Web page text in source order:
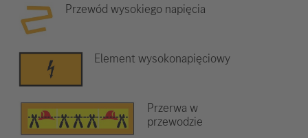
Przewód wysokiego napięcia
Element wysokonapięciowy
Przerwa w
przewodzie